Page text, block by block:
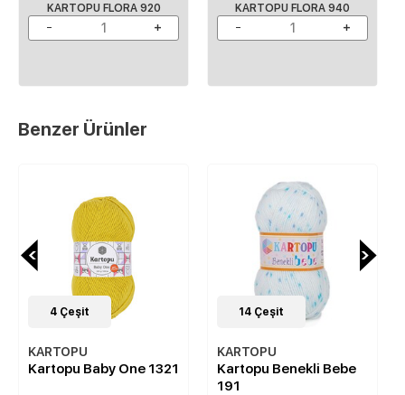
KARTOPU FLORA 920 KARTOPU FLORA 940
Benzer Ürünler
4 Çeşit
KARTOPU
Kartopu Baby One 1321
14 Çeşit
KARTOPU
Kartopu Benekli Bebe
191